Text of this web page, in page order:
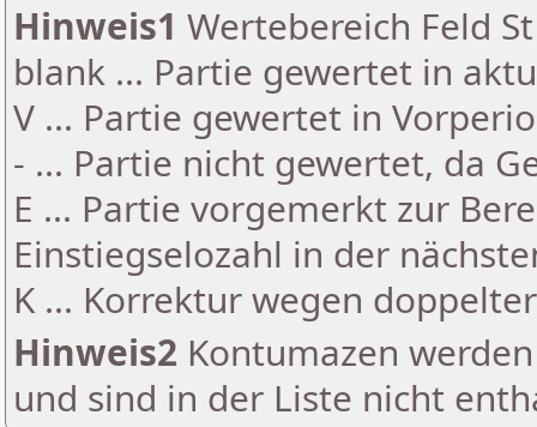
Hinweis1 Wertebereich Feld
blank ... Partie gewertet in
V ... Partie gewertet in
- ... Partie nicht gewertet, da
E ... Partie vorgemerkt zur
Einstiegselozahl in der
K ... Korrektur wegen
Hinweis2 Kontumazen
und sind in der Liste nicht